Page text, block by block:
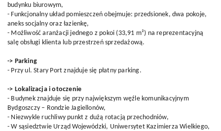
budynku biurowym,
- Funkcjonalny układ pomieszczeń obejmuje: przedsionek, dwa pokoje,
aneks socjalny oraz łazienkę,
- Możliwość aranżacji jednego z pokoi (33,91 m²) na reprezentacyjną
salę obsługi klienta lub przestrzeń sprzedażową.
-> Parking
- Przy ul. Stary Port znajduje się płatny parking.
-> Lokalizacja i otoczenie
- Budynek znajduje się przy największym węźle komunikacyjnym
Bydgoszczy – Rondzie Jagiellonów,
- Niezwykle ruchliwy punkt z dużą rotacją przechodniów,
- W sąsiedztwie Urząd Wojewódzki, Uniwersytet Kazimierza Wielkiego,